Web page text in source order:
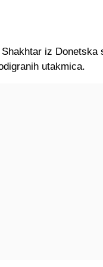
iz Donetska
utakmica.